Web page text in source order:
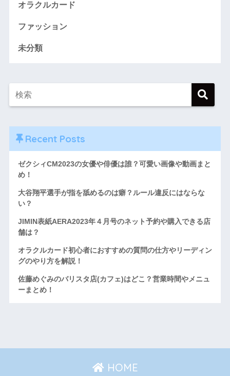
オラクルカード
ファッション
未分類
Recent Posts
ゼクシィCM2023の女優や俳優は誰？可愛い画像や動画まと
め！
大谷翔平選手が指を舐めるのは癖？ルール違反にはならな
い？
JIMIN表紙AERA2023年４月号のネット予約や購入できる店
舗は？
オラクルカード初心者におすすめの質問の仕方やリーディン
グのやり方を解説！
佐藤めぐみのバリスタ店(カフェ)はどこ？営業時間やメニュ
ーまとめ！
HOME